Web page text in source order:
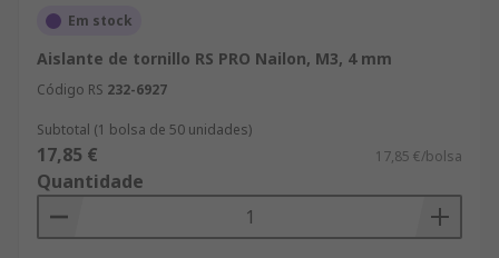
Em stock
Aislante de tornillo RS PRO Nailon, M3, 4 mm
Código RS 232-6927
Subtotal (1 bolsa de 50 unidades)
17,85 € 17,85 €/bolsa
Quantidade